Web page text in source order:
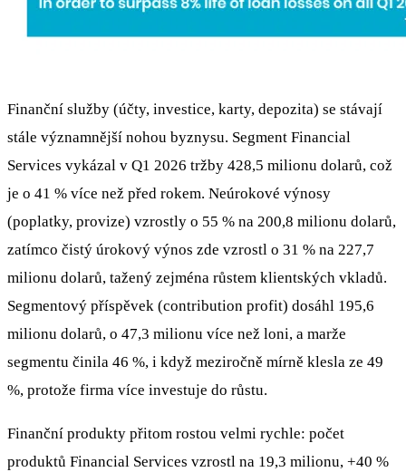
Finanční služby (účty, investice, karty, depozita) se stávají
stále významnější nohou byznysu. Segment Financial
Services vykázal v Q1 2026 tržby 428,5 milionu dolarů, což
je o 41 % více než před rokem. Neúrokové výnosy
(poplatky, provize) vzrostly o 55 % na 200,8 milionu dolarů,
zatímco čistý úrokový výnos zde vzrostl o 31 % na 227,7
milionu dolarů, tažený zejména růstem klientských vkladů.
Segmentový příspěvek (contribution profit) dosáhl 195,6
milionu dolarů, o 47,3 milionu více než loni, a marže
segmentu činila 46 %, i když meziročně mírně klesla ze 49
%, protože firma více investuje do růstu.
Finanční produkty přitom rostou velmi rychle: počet
produktů Financial Services vzrostl na 19,3 milionu, +40 %